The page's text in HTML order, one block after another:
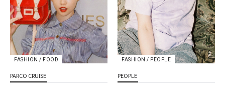
FASHION / FOOD
PARCO CRUISE
FASHION / PEOPLE
PEOPLE